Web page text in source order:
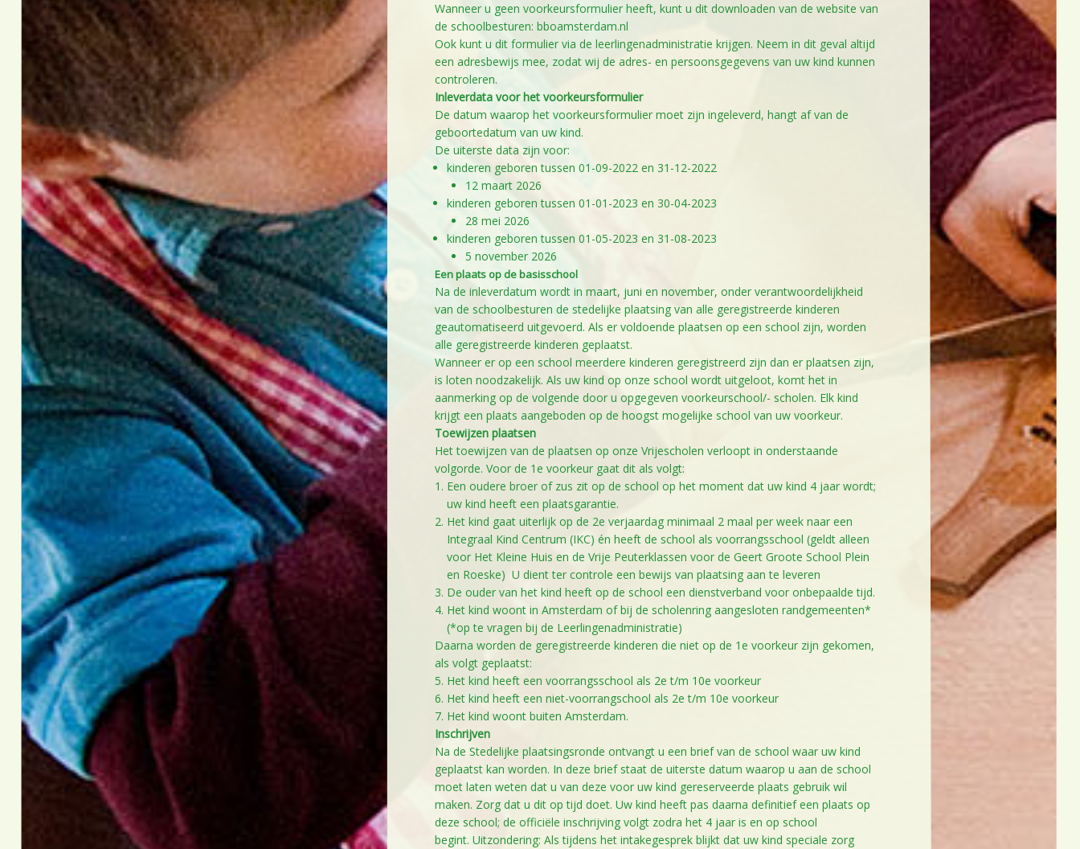
Wanneer u geen voorkeursformulier heeft, kunt u dit downloaden van de website van
de schoolbesturen: bboamsterdam.nl
Ook kunt u dit formulier via de leerlingenadministratie krijgen. Neem in dit geval altijd
een adresbewijs mee, zodat wij de adres- en persoonsgegevens van uw kind kunnen
controleren.
Inleverdata voor het voorkeursformulier
De datum waarop het voorkeursformulier moet zijn ingeleverd, hangt af van de
geboortedatum van uw kind.
De uiterste data zijn voor:
kinderen geboren tussen 01-09-2022 en 31-12-2022
12 maart 2026
kinderen geboren tussen 01-01-2023 en 30-04-2023
28 mei 2026
kinderen geboren tussen 01-05-2023 en 31-08-2023
5 november 2026
Een plaats op de basisschool
Na de inleverdatum wordt in maart, juni en november, onder verantwoordelijkheid
van de schoolbesturen de stedelijke plaatsing van alle geregistreerde kinderen
geautomatiseerd uitgevoerd. Als er voldoende plaatsen op een school zijn, worden
alle geregistreerde kinderen geplaatst.
Wanneer er op een school meerdere kinderen geregistreerd zijn dan er plaatsen zijn,
is loten noodzakelijk. Als uw kind op onze school wordt uitgeloot, komt het in
aanmerking op de volgende door u opgegeven voorkeurschool/- scholen. Elk kind
krijgt een plaats aangeboden op de hoogst mogelijke school van uw voorkeur.
Toewijzen plaatsen
Het toewijzen van de plaatsen op onze Vrijescholen verloopt in onderstaande
volgorde. Voor de 1e voorkeur gaat dit als volgt:
Een oudere broer of zus zit op de school op het moment dat uw kind 4 jaar wordt;
uw kind heeft een plaatsgarantie.
Het kind gaat uiterlijk op de 2e verjaardag minimaal 2 maal per week naar een
Integraal Kind Centrum (IKC) én heeft de school als voorrangsschool (geldt alleen
voor Het Kleine Huis en de Vrije Peuterklassen voor de Geert Groote School Plein
en Roeske) U dient ter controle een bewijs van plaatsing aan te leveren
De ouder van het kind heeft op de school een dienstverband voor onbepaalde tijd.
Het kind woont in Amsterdam of bij de scholenring aangesloten randgemeenten*
(*op te vragen bij de Leerlingenadministratie)
Daarna worden de geregistreerde kinderen die niet op de 1e voorkeur zijn gekomen,
als volgt geplaatst:
5. Het kind heeft een voorrangsschool als 2e t/m 10e voorkeur
6. Het kind heeft een niet-voorrangschool als 2e t/m 10e voorkeur
7. Het kind woont buiten Amsterdam.
Inschrijven
Na de Stedelijke plaatsingsronde ontvangt u een brief van de school waar uw kind
geplaatst kan worden. In deze brief staat de uiterste datum waarop u aan de school
moet laten weten dat u van deze voor uw kind gereserveerde plaats gebruik wil
maken. Zorg dat u dit op tijd doet. Uw kind heeft pas daarna definitief een plaats op
deze school; de officiële inschrijving volgt zodra het 4 jaar is en op school
begint. Uitzondering: Als tijdens het intakegesprek blijkt dat uw kind speciale zorg